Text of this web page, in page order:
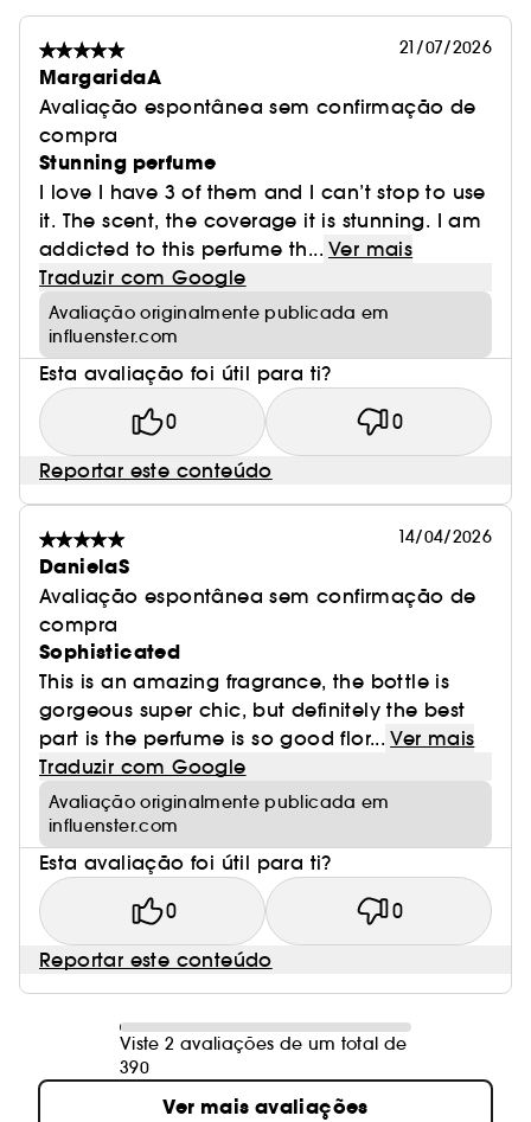
21/07/2026
MargaridaA
Avaliação espontânea sem confirmação de
compra
Stunning perfume
I love I have 3 of them and I can’t stop to use
it. The scent, the coverage it is stunning. I am
addicted to this perfume th... Ver mais
Traduzir com Google
Avaliação originalmente publicada em
influenster.com
Esta avaliação foi útil para ti?
0 0
Reportar este conteúdo
14/04/2026
DanielaS
Avaliação espontânea sem confirmação de
compra
Sophisticated
This is an amazing fragrance, the bottle is
gorgeous super chic, but definitely the best
part is the perfume is so good flor... Ver mais
Traduzir com Google
Avaliação originalmente publicada em
influenster.com
Esta avaliação foi útil para ti?
0 0
Reportar este conteúdo
Viste 2 avaliações de um total de
390
Ver mais avaliações